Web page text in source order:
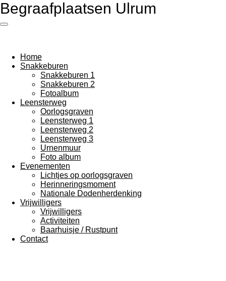
Ga
direct
naar
Begraafplaatsen Ulrum
Home
Snakkeburen
Snakkeburen 1
Snakkeburen 2
Fotoalbum
Leensterweg
Oorlogsgraven
Leensterweg 1
Leensterweg 2
Leensterweg 3
Urnenmuur
Foto album
Evenementen
Lichtjes op oorlogsgraven
Herinneringsmoment
Nationale Dodenherdenking
Vrijwilligers
Vrijwilligers
Activiteiten
Baarhuisje / Rustpunt
Contact